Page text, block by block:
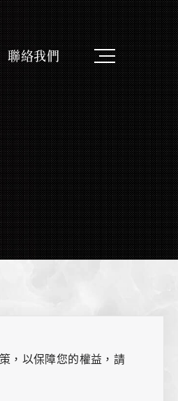
聯絡我們
ス
，以保障您的權益，請